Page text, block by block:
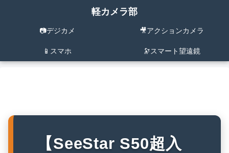
軽カメラ部
📷デジカメ 🎥アクションカメラ
📱スマホ 🔭スマート望遠鏡
【SeeStar S50超入